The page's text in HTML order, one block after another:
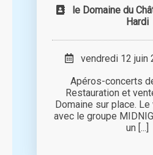
le Domaine du
Hardi
vendredi 12 juin
Apéros-concerts
Restauration et
Domaine sur place.
avec le groupe
un [...]